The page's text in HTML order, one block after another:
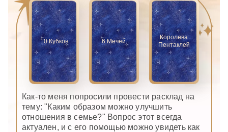
10 Кубков 6 Мечей
Королева
Пентаклей
Как-то меня попросили провести расклад на
тему: "Каким образом можно улучшить
отношения в семье?" Вопрос этот всегда
актуален, и с его помощью можно увидеть как